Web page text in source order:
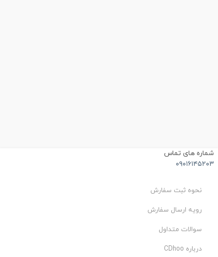
شماره های تماس
۰۹۰۱۶۱۴۵۲۰۳
نحوه ثبت سفارش
رویه ارسال سفارش
سوالات متداول
درباره CDhoo